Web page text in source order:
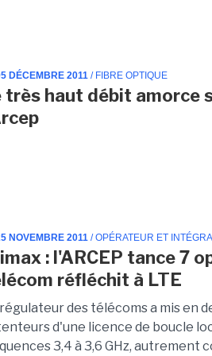
DÉCEMBRE 2011 / FIBRE OPTIQUE
très haut débit amorce
NOVEMBRE 2011 / OPÉRATEUR ET
: l'ARCEP tance 7
réfléchit à LTE
des télécoms a mis en
d'une licence de boucle
3,4 à 3,6 GHz, autrement